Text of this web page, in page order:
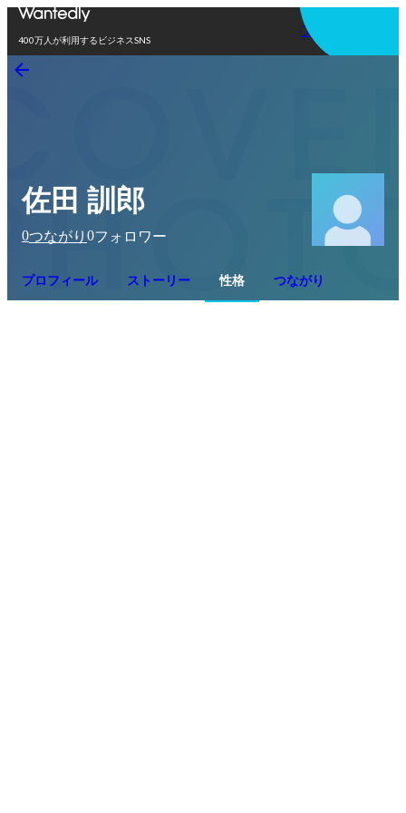
400万人が利用するビジネスSNS
アプリを使う
佐田 訓郎
0つながり 0フォロワー
プロフィール ストーリー 性格 つながり